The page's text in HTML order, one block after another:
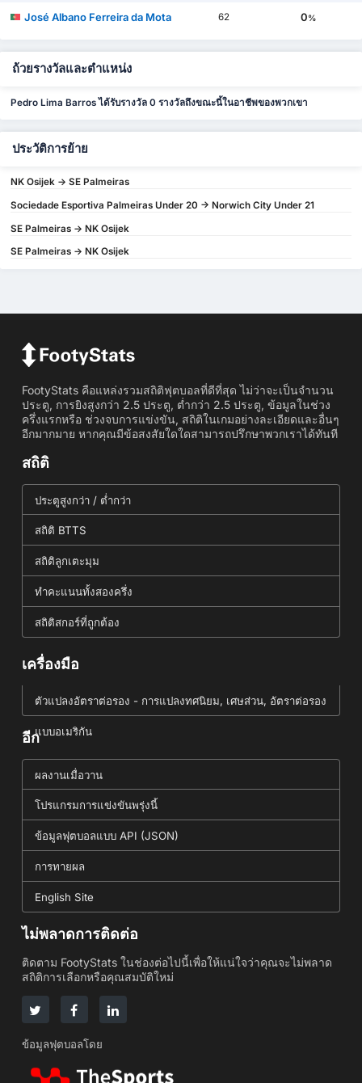
José Albano Ferreira da Mota 62 0%
ถ้วยรางวัลและตำแหน่ง
Pedro Lima Barros ได้รับรางวัล 0 รางวัลถึงขณะนี้ในอาชีพของพวกเขา
ประวัติการย้าย
NK Osijek -> SE Palmeiras
Sociedade Esportiva Palmeiras Under 20 -> Norwich City Under 21
SE Palmeiras -> NK Osijek
SE Palmeiras -> NK Osijek
FootyStats คือแหล่งรวมสถิติฟุตบอลที่ดีที่สุด ไม่ว่าจะเป็นจำนวน
ประตู, การยิงสูงกว่า 2.5 ประตู, ต่ำกว่า 2.5 ประตู, ข้อมูลในช่วง
ครึ่งแรกหรือ ช่วงจบการแข่งขัน, สถิติในเกมอย่างละเอียดและอื่นๆ
อีกมากมาย หากคุณมีข้อสงสัยใดใดสามารถปรึกษาพวกเราได้ทันที
สถิติ
ประตูสูงกว่า / ต่ำกว่า
สถิติ BTTS
สถิติลูกเตะมุม
ทำคะแนนทั้งสองครึ่ง
สถิติสกอร์ที่ถูกต้อง
เครื่องมือ
ตัวแปลงอัตราต่อรอง - การแปลงทศนิยม, เศษส่วน, อัตราต่อรอง
แบบอเมริกัน
อีก
ผลงานเมื่อวาน
โปรแกรมการแข่งขันพรุ่งนี้
ข้อมูลฟุตบอลแบบ API (JSON)
การทายผล
English Site
ไม่พลาดการติดต่อ
ติดตาม FootyStats ในช่องต่อไปนี้เพื่อให้แน่ใจว่าคุณจะไม่พลาด
สถิติการเลือกหรือคุณสมบัติใหม่
ข้อมูลฟุตบอลโดย